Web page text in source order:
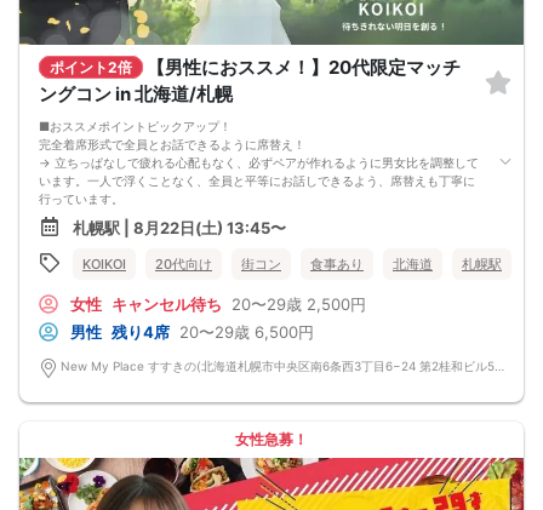
6. お釣りの用意はございませんので、出ないようにご準備お願いします。
7. 当日は年齢確認のできる身分証をお持ちください。イベントの対象年齢でない
8. 15分以上の遅刻はキャンセルとみなす可能性があります。
9. 当日受付にお越しになってからのキャンセル、途中キャンセルは出来ません。
10. イベント中止に伴うユーザーへの返金額は、チケット代金となり、交通費、宿
泊費、通信費等の返金は行いません。
11. 領収書の発行はいたしかねます。
お申し込みが完了した時点で上記すべての事項に同意したと判断いたします。
8/16(日)30代メイン夜コン札幌
ポイント2倍
【男性におススメ！】20代限定マッチ
ングコン in 北海道/札幌
■おススメポイントピックアップ！
完全着席形式で全員とお話できるように席替え！
→ 立ちっぱなしで疲れる心配もなく、必ずペアが作れるように男女比を調整して
います。一人で浮くことなく、全員と平等にお話しできるよう、席替えも丁寧に
行っています。
会話を盛り上げるプロフィールシート！
→ 趣味や好みからスムーズに会話がスタート！「何を話そう…」と悩むことな
く、共通の話題で盛り上がれます。
自然なつながりをサポートするマッチングゲーム開催！
返却されるので安心です。
■最少催行人数
男女4対4
■中止判断タイミング
前日20時、または開催6時間前の時点で最少開催人数に満たない場合
→ お酒が飲めない方にはソフトドリンクも豊富にご用意しています！
札幌駅 | 8月22日(土) 13:45〜
KOIKOI 20代向け 街コン 食事あり 北海道 札幌駅
女性 キャンセル待ち 20〜29歳 2,500円
男性 残り4席 20〜29歳 6,500円
女性急募！